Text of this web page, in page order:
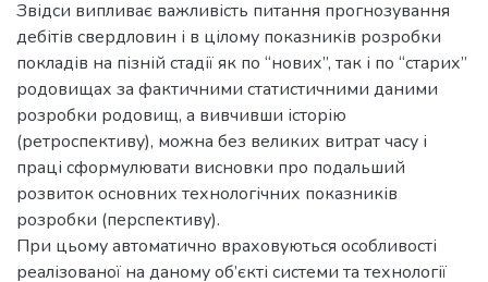
Звідси випливає важливість питання прогнозування
дебітів свердловин і в цілому показників розробки
покладів на пізній стадії як по “нових”, так і по “старих”
родовищах за фактичними статистичними даними
розробки родовищ, а вивчивши історію
(ретроспективу), можна без великих витрат часу і
праці сформулювати висновки про подальший
розвиток основних технологічних показників
розробки (перспективу).
При цьому автоматично враховуються особливості
реалізованої на даному об’єкті системи та технології